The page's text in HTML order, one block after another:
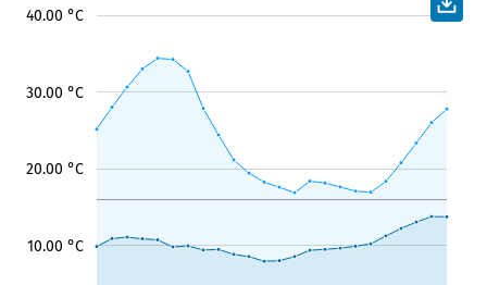
10.00 °C
20.00 °C
30.00 °C
40.00 °C